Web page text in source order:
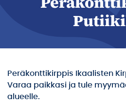
Peräkonttikirppis Ikaalisten
Varaa paikkasi ja tule
alueelle.